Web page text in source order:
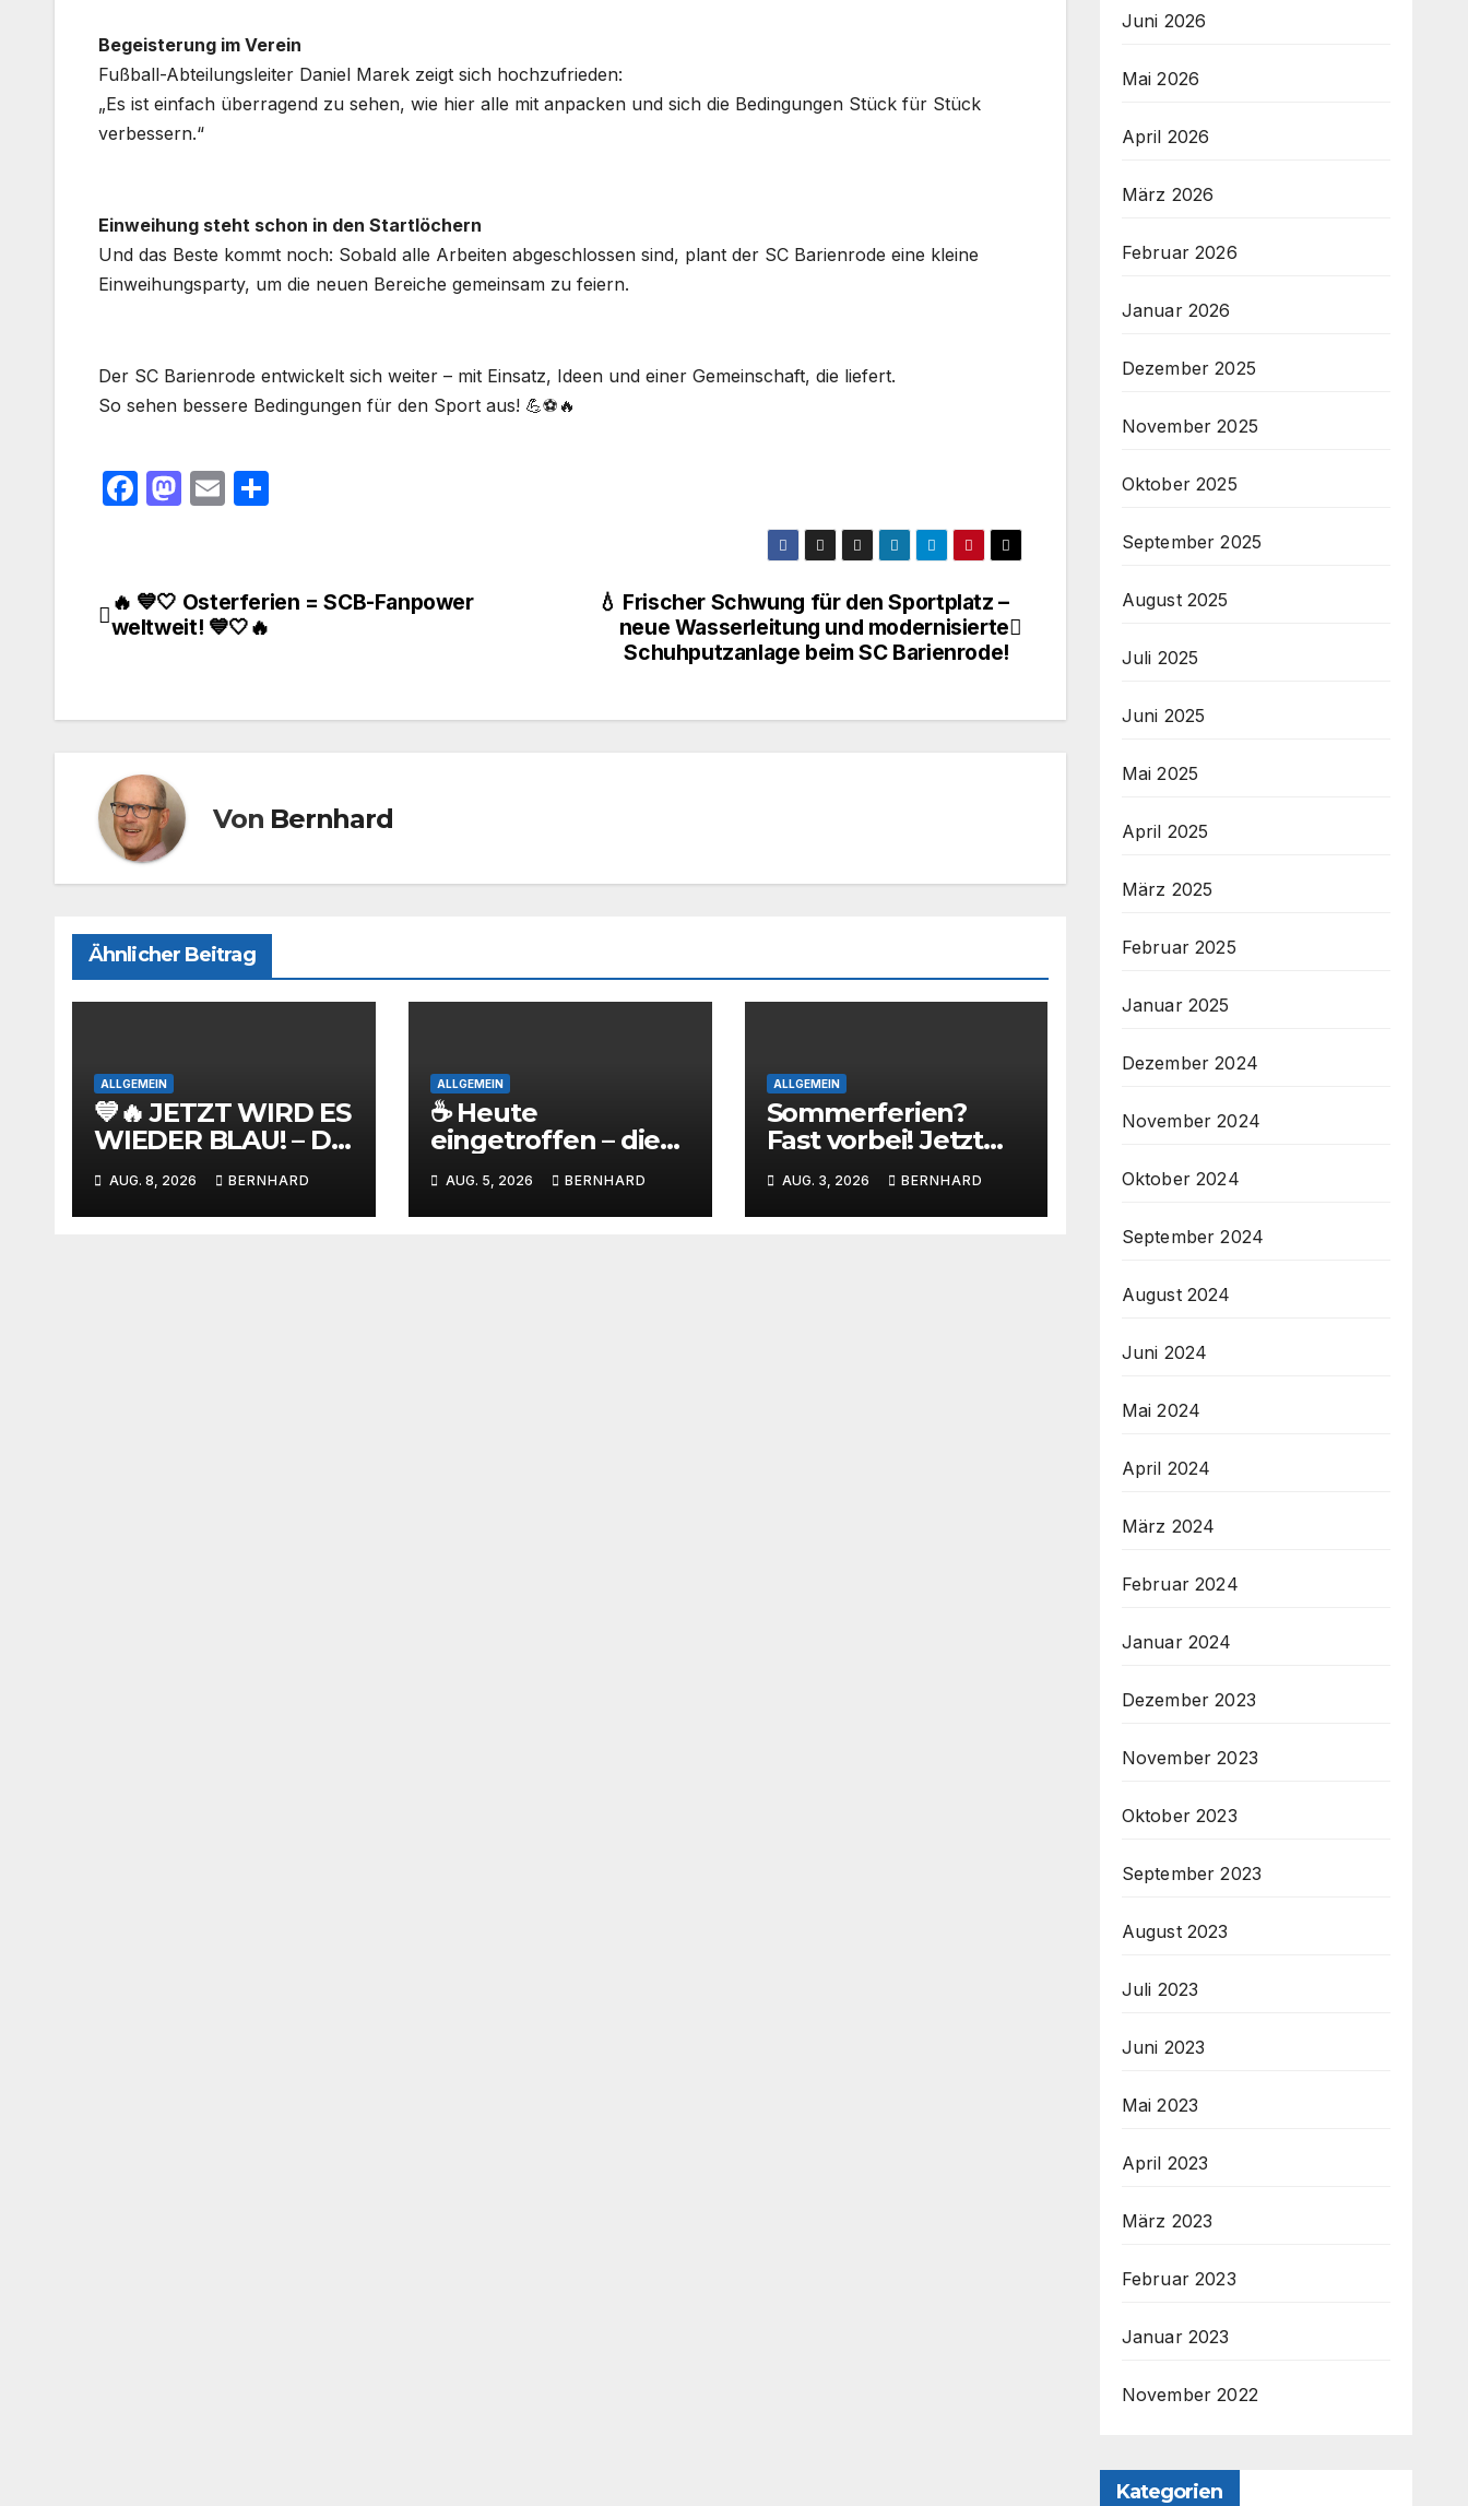
Begeisterung im Verein
Fußball-Abteilungsleiter Daniel Marek zeigt sich hochzufrieden:
„Es ist einfach überragend zu sehen, wie hier alle mit anpacken und sich die Bedingungen Stück für Stück
verbessern.“
Einweihung steht schon in den Startlöchern
Und das Beste kommt noch: Sobald alle Arbeiten abgeschlossen sind, plant der SC Barienrode eine kleine
Einweihungsparty, um die neuen Bereiche gemeinsam zu feiern.
Der SC Barienrode entwickelt sich weiter – mit Einsatz, Ideen und einer Gemeinschaft, die liefert.
So sehen bessere Bedingungen für den Sport aus! 💪⚽🔥
F
e
b
k
M
o
d
E
n
Beitragsnavigation
💧 Frischer Schwung für den Sportplatz –
neue Wasserleitung und modernisierte
Schuhputzanlage beim SC Barienrode!
🔥 💙🤍 Osterferien = SCB-Fanpower
weltweit! 💙🤍🔥
Von Bernhard
Ähnlicher Beitrag
ALLGEMEIN
💙🔥 JETZT WIRD ES
WIEDER BLAU! – Die
SC-Bestellaktion ist
gestartet!
AUG. 8, 2026 BERNHARD
ALLGEMEIN
☕ Heute
eingetroffen – die
SCB-Sammlertasse
ist da!
AUG. 5, 2026 BERNHARD
ALLGEMEIN
Sommerferien?
Fast vorbei! Jetzt
rollt der Ball wieder
beim SC
Barienrode!
AUG. 3, 2026 BERNHARD
Juni 2026
Mai 2026
April 2026
März 2026
Februar 2026
Januar 2026
Dezember 2025
November 2025
Oktober 2025
September 2025
August 2025
Juli 2025
Juni 2025
Mai 2025
April 2025
März 2025
Februar 2025
Januar 2025
Dezember 2024
November 2024
Oktober 2024
September 2024
August 2024
Juni 2024
Mai 2024
April 2024
März 2024
Februar 2024
Januar 2024
Dezember 2023
November 2023
Oktober 2023
September 2023
August 2023
Juli 2023
Juni 2023
Mai 2023
April 2023
März 2023
Februar 2023
Januar 2023
November 2022
Kategorien